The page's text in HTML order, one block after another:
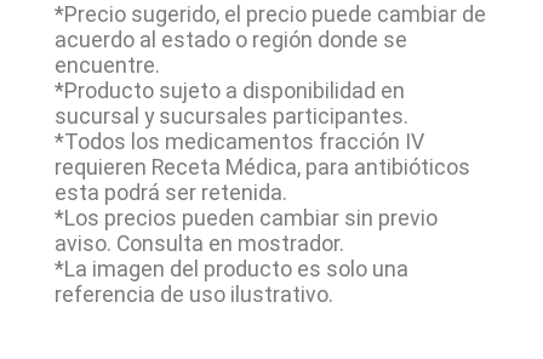
*Precio sugerido, el precio puede cambiar de
acuerdo al estado o región donde se
encuentre.
*Producto sujeto a disponibilidad en
sucursal y sucursales participantes.
*Todos los medicamentos fracción IV
requieren Receta Médica, para antibióticos
esta podrá ser retenida.
*Los precios pueden cambiar sin previo
aviso. Consulta en mostrador.
*La imagen del producto es solo una
referencia de uso ilustrativo.